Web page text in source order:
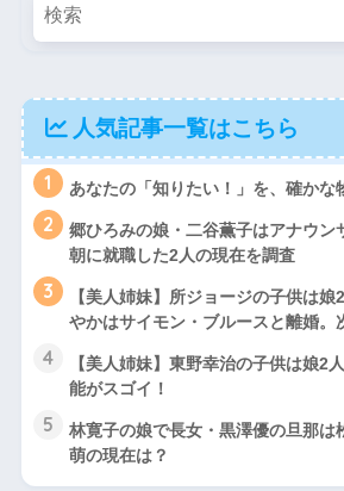
人気記事一覧はこちら
1 あなたの「知りたい！」を、確かな
2
郷ひろみの娘・二谷薫子はアナウン
朝に就職した2人の現在を調査
3
【美人姉妹】所ジョージの子供は娘
やかはサイモン・ブルースと離婚。
4
【美人姉妹】東野幸治の子供は娘2
能がスゴイ！
5
林寛子の娘で長女・黒澤優の旦那は
萌の現在は？